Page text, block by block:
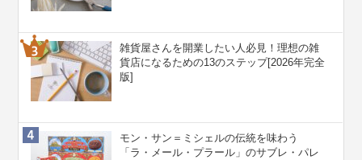
雑貨屋さんを開業したい人必見！理想の雑
貨店になるための13のステップ[2026年完全
版]
モン・サン＝ミシェルの伝統を味わう
「ラ・メール・プラール」のサブレ・パレ